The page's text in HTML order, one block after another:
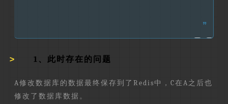
❞
1、此时存在的问题
A修改数据库的数据最终保存到了Redis中，C在A之后也
修改了数据库数据。